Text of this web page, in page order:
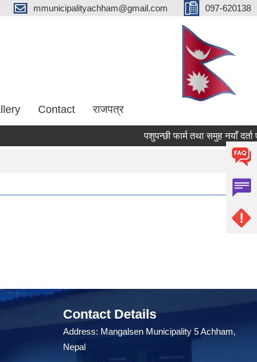
mmunicipalityachham@gmail.com 097-620138
Contact राजपत्र
पशुपन्छी फार्म तथा समुह नयाँ दर्ता
Contact Details
Address: Mangalsen Municipality 5 Achham,
Nepal